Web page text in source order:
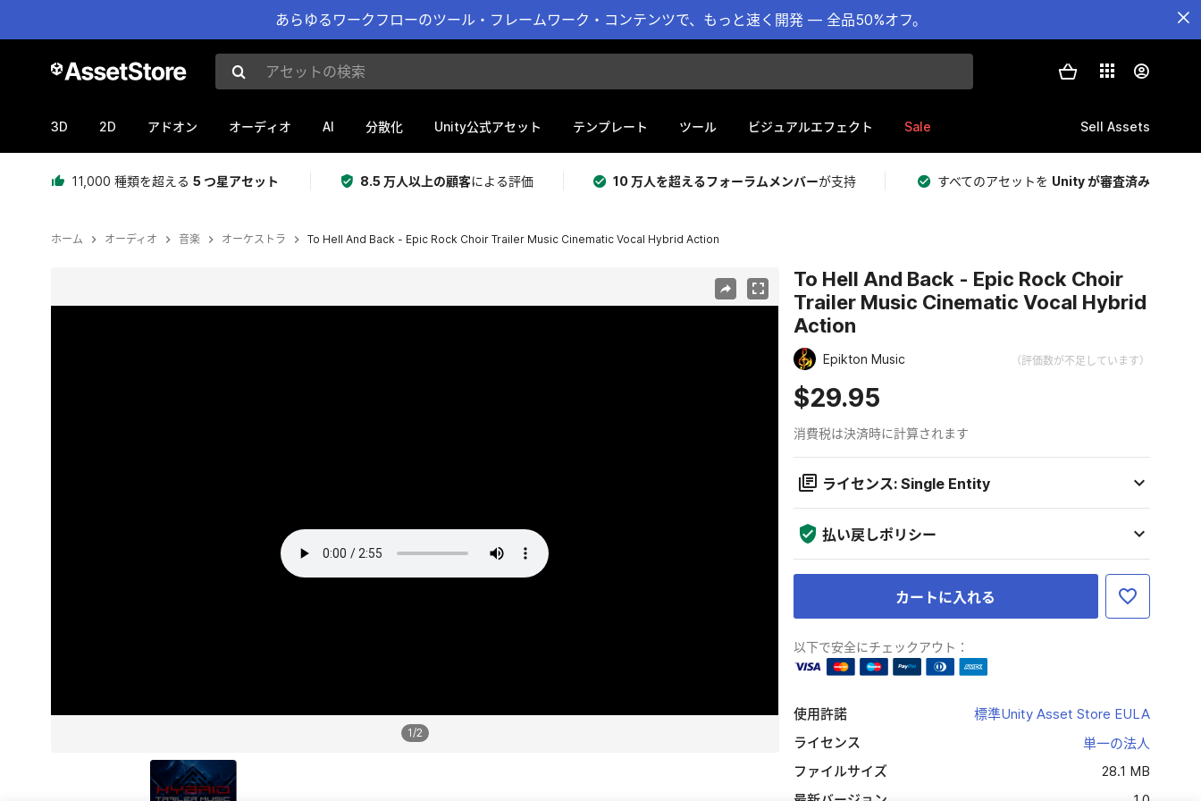
あらゆるワークフローのツール・フレームワーク・コンテンツで、もっと速く開発 — 全品50%オフ。
アセットの検索
3D 2D アドオン オーディオ AI 分散化 Unity公式アセット テンプレート ツール ビジュアルエフェクト Sale Sell Assets
11,000 種類を超える 5 つ星アセット 8.5 万人以上の顧客による評価 10 万人を超えるフォーラムメンバーが支持 すべてのアセットを Unity が審査済み
ホーム オーディオ 音楽 オーケストラ To Hell And Back - Epic Rock Choir Trailer Music Cinematic Vocal Hybrid Action
1/2
To Hell And Back - Epic Rock Choir
Trailer Music Cinematic Vocal Hybrid
Action
Epikton Music （評価数が不足しています）
$29.95
消費税は決済時に計算されます
ライセンス: Single Entity
払い戻しポリシー
カートに入れる
以下で安全にチェックアウト：
使用許諾
標準Unity Asset Store EULA
ライセンス
単一の法人
ファイルサイズ
28.1 MB